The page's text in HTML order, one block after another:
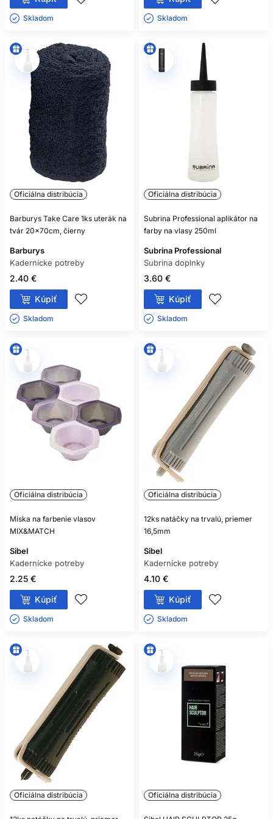
Skladom ㅤ Skladom ㅤ
Oficiálna distribúcia
Barburys Take Care 1ks uterák na
tvár 20x70cm, čierny
Barburys
Kadernícke potreby
2.40 €
Kúpiť
Skladom ㅤ
Oficiálna distribúcia
Subrina Professional aplikátor na
farby na vlasy 250ml
Subrina Professional
Subrina doplnky
3.60 €
Kúpiť
Skladom ㅤ
Oficiálna distribúcia
Miska na farbenie vlasov
MIX&MATCH
Sibel
Kadernícke potreby
2.25 €
Kúpiť
Skladom ㅤ
Oficiálna distribúcia
12ks natáčky na trvalú, priemer
16,5mm
Sibel
Kadernícke potreby
4.10 €
Kúpiť
Skladom ㅤ
Oficiálna distribúcia Oficiálna distribúcia